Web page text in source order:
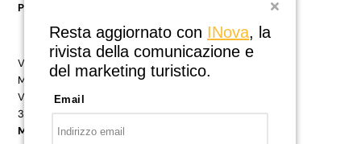
Resta aggiornato con INova, la
rivista della comunicazione e
del marketing turistico.
Email
PEC
VENEZIA – MESTRE
M9 – Business Center
Via Poerio 24
30171 Venezia Mestre | Italy
M
+39 340 5889471